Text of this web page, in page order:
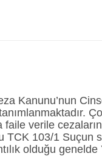
Kanunu’nun
verile
103/1 Suçun
olduğu genelde